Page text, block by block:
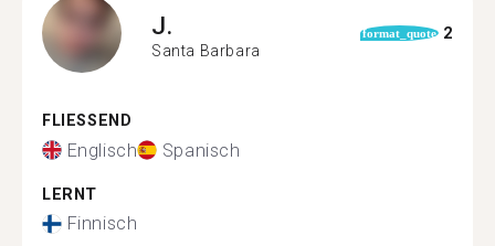
J.
Santa Barbara
format_quote 2
FLIESSEND
Englisch Spanisch
LERNT
Finnisch